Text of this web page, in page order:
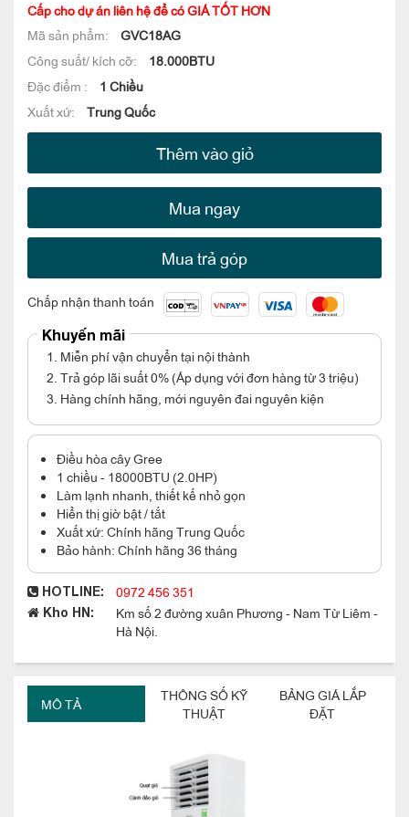
Cấp cho dự án liên hệ để có GIÁ TỐT HƠN
Mã sản phẩm:
GVC18AG
Công suất/ kích cỡ:
18.000BTU
Đặc điểm :
1 Chiều
Xuất xứ:
Trung Quốc
Thêm vào giỏ
Mua ngay
Mua trả góp
Chấp nhận thanh toán
Khuyến mãi
1. Miễn phí vận chuyển tại nội thành
2. Trả góp lãi suất 0% (Áp dụng với đơn hàng từ 3 triệu)
3. Hàng chính hãng, mới nguyên đai nguyên kiện
Điều hòa cây Gree
1 chiều - 18000BTU (2.0HP)
Làm lạnh nhanh, thiết kế nhỏ gọn
Hiển thị giờ bật / tắt
Xuất xứ: Chính hãng Trung Quốc
Bảo hành: Chính hãng 36 tháng
HOTLINE: 0972 456 351
Kho HN:
Km số 2 đường xuân Phương - Nam Từ Liêm -
Hà Nội.
MÔ TẢ
THÔNG SỐ KỸ
THUẬT
BẢNG GIÁ LẮP
ĐẶT